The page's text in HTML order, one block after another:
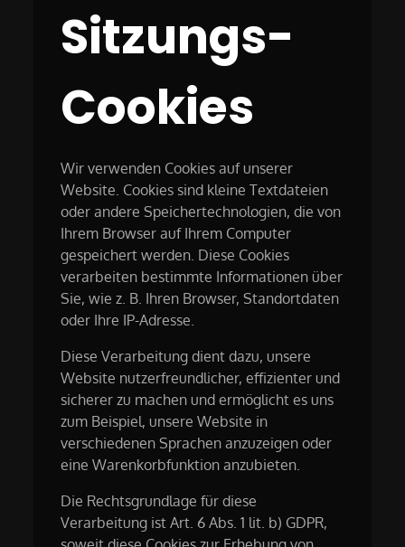
Sitzungs-
Cookies
Wir verwenden Cookies auf unserer
Website. Cookies sind kleine Textdateien
oder andere Speichertechnologien, die von
Ihrem Browser auf Ihrem Computer
gespeichert werden. Diese Cookies
verarbeiten bestimmte Informationen über
Sie, wie z. B. Ihren Browser, Standortdaten
oder Ihre IP-Adresse.
Diese Verarbeitung dient dazu, unsere
Website nutzerfreundlicher, effizienter und
sicherer zu machen und ermöglicht es uns
zum Beispiel, unsere Website in
verschiedenen Sprachen anzuzeigen oder
eine Warenkorbfunktion anzubieten.
Die Rechtsgrundlage für diese
Verarbeitung ist Art. 6 Abs. 1 lit. b) GDPR,